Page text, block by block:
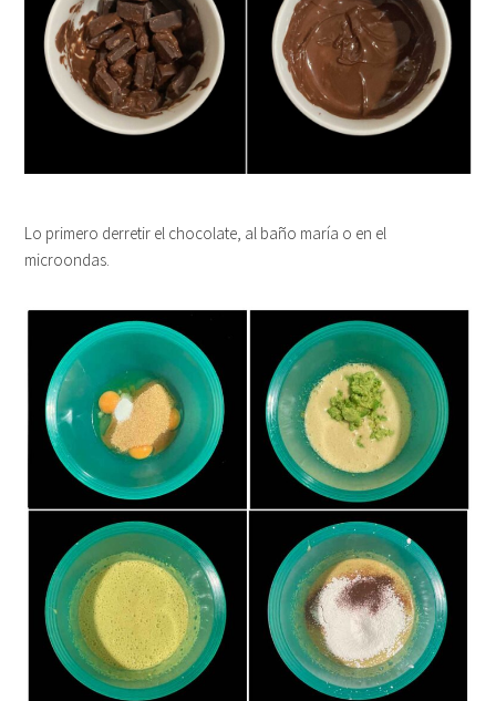
Lo primero derretir el chocolate, al baño maría o en el
microondas.